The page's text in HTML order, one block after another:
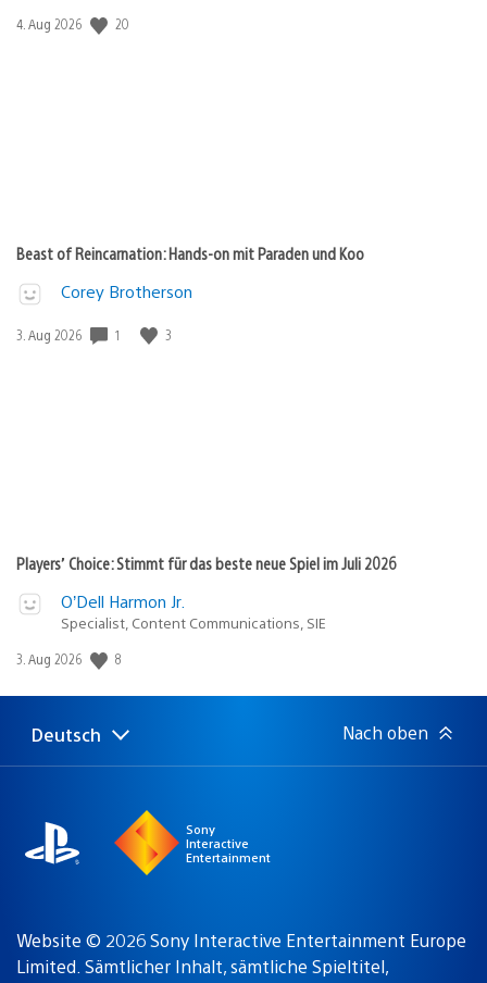
Veröffentlichungsdatum:
4. Aug 2026 20
Beast of Reincarnation: Hands-on mit Paraden und Koo
Corey Brotherson
Veröffentlichungsdatum:
3. Aug 2026 1 3
Players’ Choice: Stimmt für das beste neue Spiel im Juli 2026
O’Dell Harmon Jr.
Specialist, Content Communications, SIE
Veröffentlichungsdatum:
3. Aug 2026 8
Select
Aktuelle
Deutsch Nach oben
Sony
Interactive
Entertainment
Website © 2026 Sony Interactive Entertainment Europe
Limited. Sämtlicher Inhalt, sämtliche Spieltitel,